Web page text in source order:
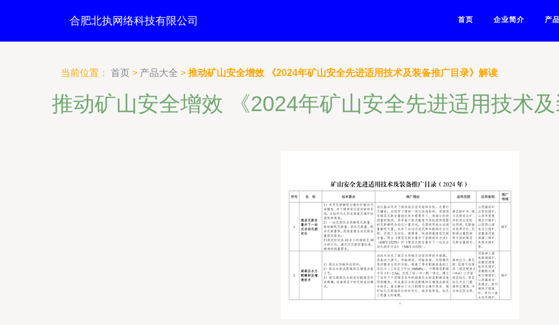
合肥北执网络科技有限公司 首页 企业简介 产
当前位置： 首页 > 产品大全 > 推动矿山安全增效 《2024年矿山安全先进适用技术及装备推广目录》解读
推动矿山安全增效 《2024年矿山安全先进适用技术